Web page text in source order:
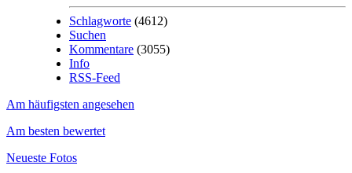
Schlagworte (4612)
Suchen
Kommentare (3055)
Info
RSS-Feed
Am häufigsten angesehen
Am besten bewertet
Neueste Fotos